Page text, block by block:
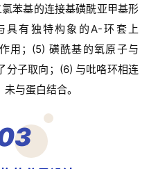
苯基的连接基磺酰亚甲基形
具有独特构象的A-环套上
用； (5) 磺酰基的氧原子与
子取向； (6) 与吡咯环相连
与蛋白结合。